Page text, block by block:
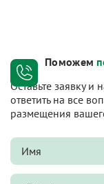
Поможем
Оставьте заявку и
ответить на все
размещения